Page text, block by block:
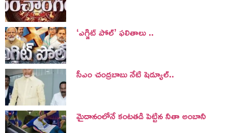
‘ఎగ్జిట్ పోల్’ ఫలితాలు ..
సీఎం చంద్రబాబు నేటి షెడ్యూల్..
మైదానంలోనే కంటతడి పెట్టిన నీతా అంబానీ